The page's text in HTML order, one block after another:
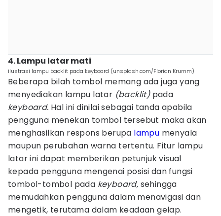
4. Lampu latar mati
ilustrasi lampu backlit pada keyboard (unsplash.com/Florian Krumm)
Beberapa bilah tombol memang ada juga yang
menyediakan lampu latar (backlit)pada
keyboard. Hal ini dinilai sebagai tanda apabila
pengguna menekan tombol tersebut maka akan
menghasilkan respons berupa lampu menyala
maupun perubahan warna tertentu. Fitur lampu
latar ini dapat memberikan petunjuk visual
kepada pengguna mengenai posisi dan fungsi
tombol-tombol pada keyboard, sehingga
memudahkan pengguna dalam menavigasi dan
mengetik, terutama dalam keadaan gelap.